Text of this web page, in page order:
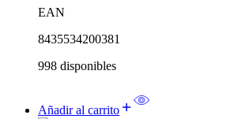
EAN
8435534200381
998 disponibles
Añadir al carrito